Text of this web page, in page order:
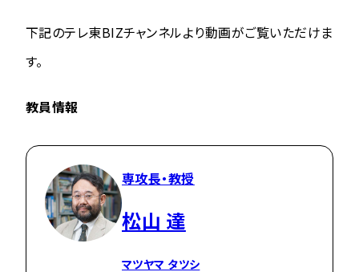
下記のテレ東BIZチャンネルより動画がご覧いただけま
す。
教員情報
専攻長・教授
松山 達
マツヤマ タツシ